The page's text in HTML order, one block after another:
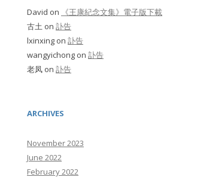
David on
《王康紀念文集》電子版下載
古土 on 訃告
lxinxing on 訃告
wangyichong on 訃告
老凤 on 訃告
ARCHIVES
November 2023
June 2022
February 2022